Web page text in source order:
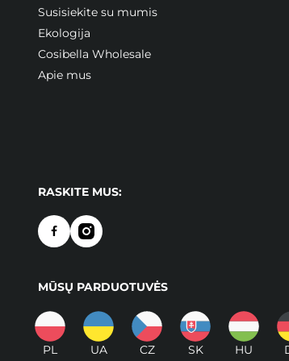
Susisiekite su mumis
Ekologija
Cosibella Wholesale
Apie mus
RASKITE MUS:
MŪSŲ PARDUOTUVĖS
PL UA CZ SK HU